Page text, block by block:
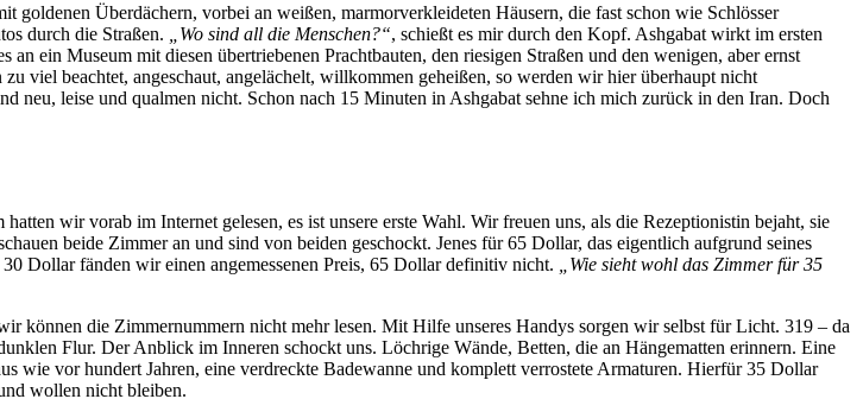
goldenen Überdächern, vorbei an weißen, marmorverkleideten Häusern, die fast schon wie Schlösser
durch die Straßen.
„Wo sind all die Menschen?“, schießt es mir durch den Kopf. Ashgabat wirkt im ersten
ein Museum mit diesen übertriebenen Prachtbauten, den riesigen Straßen und den wenigen, aber ernst
viel beachtet, angeschaut, angelächelt, willkommen geheißen, so werden wir hier überhaupt nicht
neu, leise und qualmen nicht. Schon nach 15 Minuten in Ashgabat sehne ich mich zurück in den Iran. Doch
wir vorab im Internet gelesen, es ist unsere erste Wahl. Wir freuen uns, als die Rezeptionistin bejaht, sie
beide Zimmer an und sind von beiden geschockt. Jenes für 65 Dollar, das eigentlich aufgrund seines
Dollar fänden wir einen angemessenen Preis, 65 Dollar definitiv nicht.
„Wie sieht wohl das Zimmer für 35
können die Zimmernummern nicht mehr lesen. Mit Hilfe unseres Handys sorgen wir selbst für Licht. 319 – da
Flur. Der Anblick im Inneren schockt uns. Löchrige Wände, Betten, die an Hängematten erinnern. Eine
wie vor hundert Jahren, eine verdreckte Badewanne und komplett verrostete Armaturen. Hierfür 35 Dollar
wollen nicht bleiben.